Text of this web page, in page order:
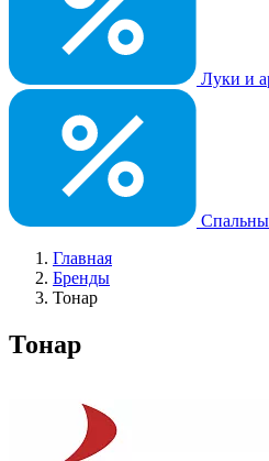
Луки и
Главная
Бренды
Тонар
Тонар